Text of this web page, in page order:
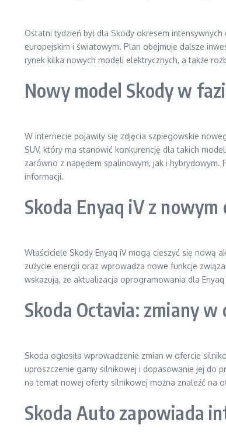
Ostatni tydzień był dla Skody okresem
europejskim i światowym. Plan obejmuje dalsze
rynek kilka nowych modeli elektrycznych, a także
Nowy model Skody w
W internecie pojawiły się zdjęcia szpiegowskie
SUV, który ma stanowić konkurencję dla takich
zarówno z napędem spalinowym, jak i hybrydowym.
informacji.
Skoda Enyaq iV z
Właściciele Skody Enyaq iV mogą cieszyć się
zużycie energii oraz wprowadza nowe funkcje
wskazują, że aktualizacja oprogramowania dla
Skoda Octavia: zmiany
Skoda ogłosiła wprowadzenie zmian w ofercie
uproszczenie gamy silnikowej i dopasowanie jej do
na temat nowej oferty silnikowej można znaleźć na
Skoda Auto zapowiada